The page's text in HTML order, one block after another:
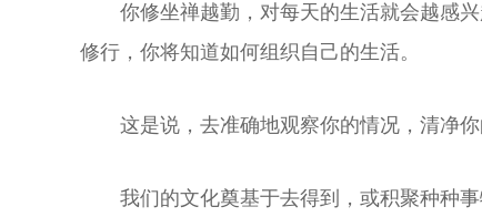
你修坐禅越勤，对每天的生活就会越感
修行，你将知道如何组织自己的生活。
这是说，去准确地观察你的情况，清净
我们的文化奠基于去得到，或积聚种种